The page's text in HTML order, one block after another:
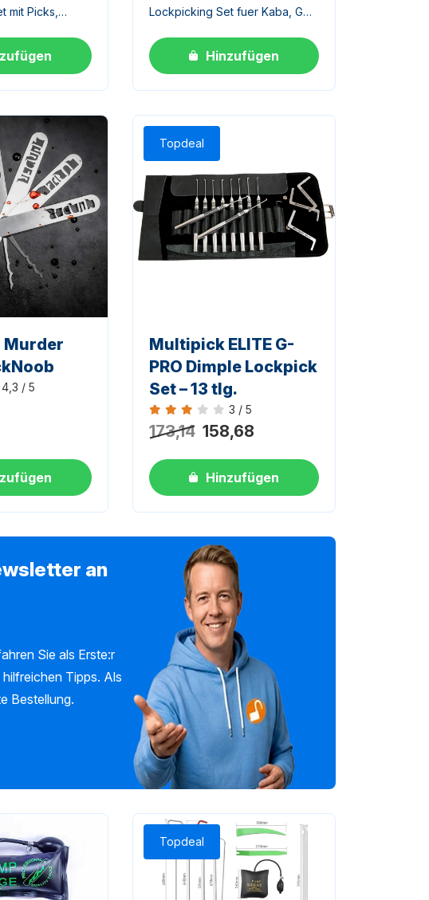
mit Picks,
Nutzer und
Lockpicking Set fuer Kaba, Goal
mehreren Pinrichtungen.
Gemeinsam mit Yabende
entwickelt.
Hinzufügen
Murder
von 5
4,3 / 5
Topdeal
Multipick ELITE G-
PRO Dimple Lockpick
Set – 13 tlg.
Bewertung 3 von 5
3 / 5
173,14 158,68
Hinzufügen
an
Sie als Erste:r
Tipps. Als
Bestellung.
Topdeal